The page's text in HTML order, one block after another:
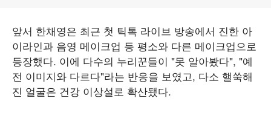
앞서 한채영은 최근 첫 틱톡 라이브 방송에서 진한 아
이라인과 음영 메이크업 등 평소와 다른 메이크업으로
등장했다. 이에 다수의 누리꾼들이 "못 알아봤다", "예
전 이미지와 다르다"라는 반응을 보였고, 다소 핼쑥해
진 얼굴은 건강 이상설로 확산됐다.